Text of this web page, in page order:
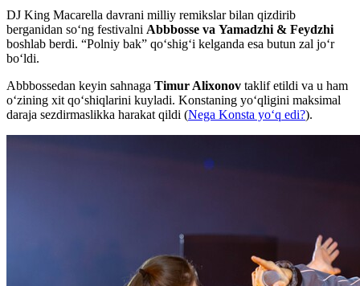
DJ King Macarella davrani milliy remikslar bilan qizdirib
berganidan so‘ng festivalni Abbbosse va Yamadzhi & Feydzhi
boshlab berdi. “Polniy bak” qo‘shig‘i kelganda esa butun zal jo‘r
bo‘ldi.
Abbbossedan keyin sahnaga Timur Alixonov taklif etildi va u ham
o‘zining xit qo‘shiqlarini kuyladi. Konstaning yo‘qligini maksimal
daraja sezdirmaslikka harakat qildi (Nega Konsta yo‘q edi?).